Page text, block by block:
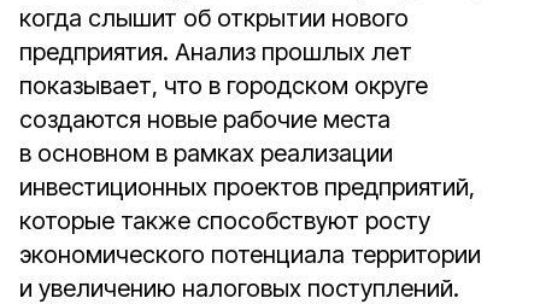
когда слышит об открытии нового
предприятия. Анализ прошлых лет
показывает, что в городском округе
создаются новые рабочие места
в основном в рамках реализации
инвестиционных проектов предприятий,
которые также способствуют росту
экономического потенциала территории
и увеличению налоговых поступлений.